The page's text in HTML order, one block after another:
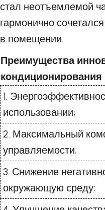
стал неотъемлемой
гармонично
в помещении.
Преимущества
кондиционирования
1.
использовании;
2. Максимальный
управляемости;
3. Снижение
окружающую среду;